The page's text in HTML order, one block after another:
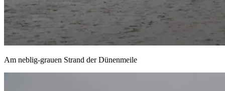
Am neblig-grauen Strand der Dünenmeile